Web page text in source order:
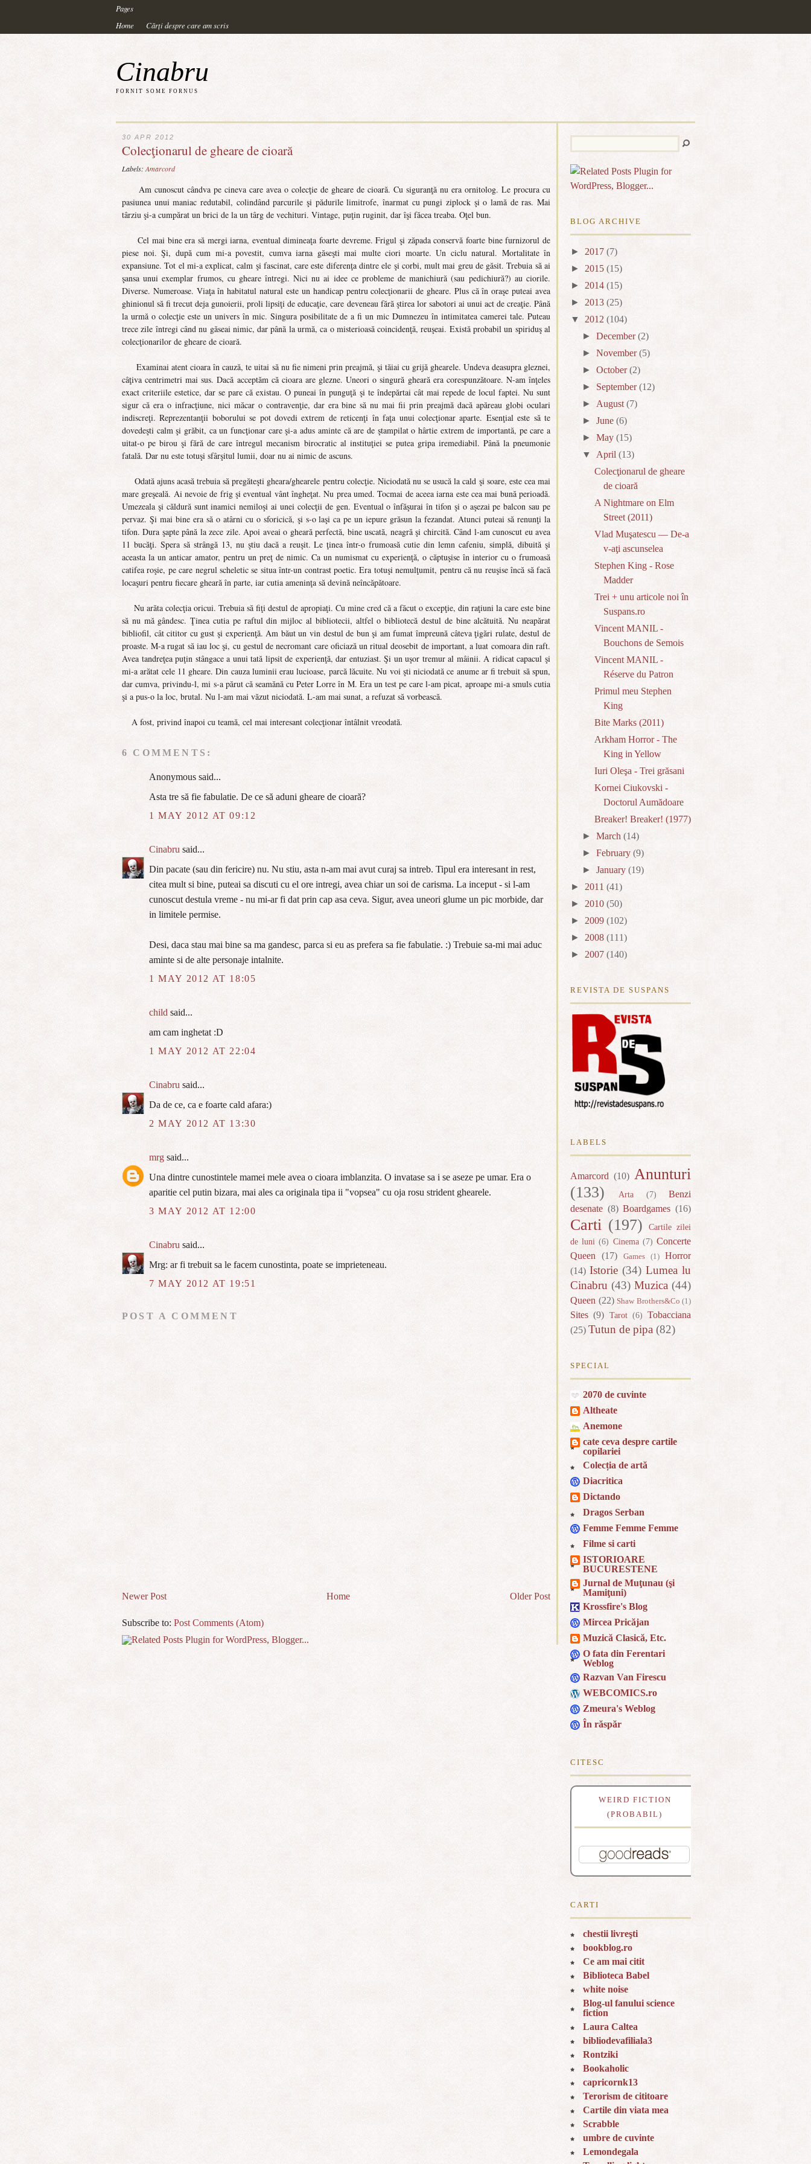
Pages
Home
Cărți despre care am scris
Cinabru
FORNIT SOME FORNUS
30 APR 2012
Colecţionarul de gheare de cioară
Labels: Amarcord
Am cunoscut cândva pe cineva care avea o colecţie de gheare de cioară. Cu siguranţă nu era ornitolog. Le procura cu
pasiunea unui maniac redutabil, colindând parcurile şi pădurile limitrofe, înarmat cu pungi ziplock şi o lamă de ras. Mai
târziu şi-a cumpărat un brici de la un târg de vechituri. Vintage, puţin ruginit, dar îşi făcea treaba. Oţel bun.
Cel mai bine era să mergi iarna, eventual dimineaţa foarte devreme. Frigul şi zăpada conservă foarte bine furnizorul de
piese noi. Şi, după cum mi-a povestit, cumva iarna găseşti mai multe ciori moarte. Un ciclu natural. Mortalitate în
expansiune. Tot el mi-a explicat, calm şi fascinat, care este diferenţa dintre ele şi corbi, mult mai greu de găsit. Trebuia să ai
şansa unui exemplar frumos, cu gheare întregi. Nici nu ai idee ce probleme de manichiură (sau pedichiură?) au ciorile.
Diverse. Numeroase. Viaţa în habitatul natural este un handicap pentru colecţionarii de gheare. Plus că în oraşe puteai avea
ghinionul să fi trecut deja gunoierii, proli lipsiţi de educaţie, care deveneau fără ştirea lor sabotori ai unui act de creaţie. Până
la urmă o colecţie este un univers în mic. Singura posibilitate de a fi un mic Dumnezeu în intimitatea camerei tale. Puteau
trece zile întregi când nu găseai nimic, dar până la urmă, ca o misterioasă coincidenţă, reuşeai. Există probabil un spiriduş al
colecţionarilor de gheare de cioară.
Examinai atent cioara în cauză, te uitai să nu fie nimeni prin preajmă, şi tăiai cu grijă ghearele. Undeva deasupra gleznei,
câţiva centrimetri mai sus. Dacă acceptăm că cioara are glezne. Uneori o singură gheară era corespunzătoare. N-am înţeles
exact criteriile estetice, dar se pare că existau. O puneai în punguţă şi te îndepărtai cât mai repede de locul faptei. Nu sunt
sigur că era o infracţiune, nici măcar o contravenţie, dar era bine să nu mai fii prin preajmă dacă apăreau globi oculari
indiscreţi. Reprezentanţii boborului se pot dovedi extrem de reticenţi în faţa unui colecţionar aparte. Esenţial este să te
dovedeşti calm şi grăbit, ca un funcţionar care şi-a adus aminte că are de ştampilat o hârtie extrem de importantă, pe care a
uitat-o pe birou şi fără de care întregul mecanism birocratic al instituţiei se putea gripa iremediabil. Până la pneumonie
fatală. Dar nu este totuşi sfârşitul lumii, doar nu ai nimic de ascuns.
Odată ajuns acasă trebuia să pregăteşti gheara/ghearele pentru colecţie. Niciodată nu se usucă la cald şi soare, este cea mai
mare greşeală. Ai nevoie de frig şi eventual vânt îngheţat. Nu prea umed. Tocmai de aceea iarna este cea mai bună perioadă.
Umezeala şi căldură sunt inamici nemiloşi ai unei colecţii de gen. Eventual o înfăşurai în tifon şi o aşezai pe balcon sau pe
pervaz. Şi mai bine era să o atârni cu o sforicică, şi s-o laşi ca pe un iepure grăsun la fezandat. Atunci puteai să renunţi la
tifon. Dura şapte până la zece zile. Apoi aveai o gheară perfectă, bine uscată, neagră şi chircită. Când l-am cunoscut eu avea
11 bucăţi. Spera să strângă 13, nu ştiu dacă a reuşit. Le ţinea într-o frumoasă cutie din lemn cafeniu, simplă, dibuită şi
aceasta la un anticar amator, pentru un preţ de nimic. Ca un numismat cu experienţă, o căptuşise în interior cu o frumoasă
catifea roşie, pe care negrul scheletic se situa într-un contrast poetic. Era totuşi nemulţumit, pentru că nu reuşise încă să facă
locaşuri pentru fiecare gheară în parte, iar cutia ameninţa să devină neîncăpătoare.
Nu arăta colecţia oricui. Trebuia să fiţi destul de apropiaţi. Cu mine cred că a făcut o excepţie, din raţiuni la care este bine
să nu mă gândesc. Ţinea cutia pe raftul din mijloc al bibliotecii, altfel o bibliotecă destul de bine alcătuită. Nu neapărat
bibliofil, cât cititor cu gust şi experienţă. Am băut un vin destul de bun şi am fumat împreună câteva ţigări rulate, destul de
proaste. M-a rugat să iau loc şi, cu gestul de necromant care oficiază un ritual deosebit de important, a luat comoara din raft.
Avea tandreţea puţin stângace a unui tată lipsit de experienţă, dar entuziast. Şi un uşor tremur al mâinii. A ridicat capacul şi
mi-a arătat cele 11 gheare. Din cauza luminii erau lucioase, parcă lăcuite. Nu voi şti niciodată ce anume ar fi trebuit să spun,
dar cumva, privindu-l, mi s-a părut că seamănă cu Peter Lorre în M. Era un test pe care l-am picat, aproape mi-a smuls cutia
şi a pus-o la loc, brutal. Nu l-am mai văzut niciodată. L-am mai sunat, a refuzat să vorbească.
A fost, privind înapoi cu teamă, cel mai interesant colecţionar întâlnit vreodată.
6 COMMENTS:
Anonymous said...
Asta tre să fie fabulatie. De ce să aduni gheare de cioară?
1 MAY 2012 AT 09:12
Cinabru said...
Din pacate (sau din fericire) nu. Nu stiu, asta n-am mai avut curaj sa intreb. Tipul era interesant in rest,
citea mult si bine, puteai sa discuti cu el ore intregi, avea chiar un soi de carisma. La inceput - si l-am
cunoscut destula vreme - nu mi-ar fi dat prin cap asa ceva. Sigur, avea uneori glume un pic morbide, dar
in limitele permise.
Desi, daca stau mai bine sa ma gandesc, parca si eu as prefera sa fie fabulatie. :) Trebuie sa-mi mai aduc
aminte si de alte personaje intalnite.
1 MAY 2012 AT 18:05
child said...
am cam inghetat :D
1 MAY 2012 AT 22:04
Cinabru said...
Da de ce, ca e foarte cald afara:)
2 MAY 2012 AT 13:30
mrg said...
Una dintre cunostintele mamei mele avea o cioara imblanzita. O invatase sa i se aseze pe umar. Era o
aparitie cel putin bizara, mai ales ca originala tipa ii "vopsea" cu oja rosu strident ghearele.
3 MAY 2012 AT 12:00
Cinabru said...
Mrg: ar fi trebuit sa le facem cunostinta, poate se imprieteneau.
7 MAY 2012 AT 19:51
POST A COMMENT
Newer Post Older Post
Home
Subscribe to: Post Comments (Atom)
BLOG ARCHIVE
► 2017 (7)
► 2015 (15)
► 2014 (15)
► 2013 (25)
▼
2012 (104)
►December (2)
►November (5)
►October (2)
► September (12)
► August (7)
►June (6)
►May (15)
▼
April (13)
Colecţionarul de gheare
de cioară
A Nightmare on Elm
Street (2011)
Vlad Muşatescu — De-a
v-aţi ascunselea
Stephen King - Rose
Madder
Trei + unu articole noi în
Suspans.ro
Vincent MANIL -
Bouchons de Semois
Vincent MANIL -
Réserve du Patron
Primul meu Stephen
King
Bite Marks (2011)
Arkham Horror - The
King in Yellow
Iuri Oleşa - Trei grăsani
Kornei Ciukovski -
Doctorul Aumădoare
Breaker! Breaker! (1977)
►March (14)
►February (9)
►January (19)
► 2011 (41)
► 2010 (50)
► 2009 (102)
► 2008 (111)
► 2007 (140)
REVISTA DE SUSPANS
LABELS
Amarcord (10) Anunturi
(133)
Arta (7)
Benzi
desenate (8) Boardgames (16)
Carti (197)
Cartile zilei
de luni (6) Cinema (7) Concerte
Queen
(17) Games (1)
Horror
(14) Istorie (34) Lumea lu
Cinabru (43) Muzica (44)
Queen (22) Shaw Brothers&Co (1)
Sites (9) Tarot (6) Tobacciana
(25) Tutun de pipa (82)
SPECIAL
2070 de cuvinte
Altheate
Anemone
cate ceva despre cartile
copilariei
Colecția de artă
Diacritica
Dictando
Dragos Serban
Femme Femme Femme
Filme si carti
ISTORIOARE
BUCURESTENE
Jurnal de Muţunau (şi
Mamiţuni)
Krossfire's Blog
Mircea Pricăjan
Muzică Clasică, Etc.
O fata din Ferentari
Weblog
Razvan Van Firescu
WEBCOMICS.ro
Zmeura's Weblog
În răspăr
CITESC
WEIRD FICTION
(PROBABIL)
CARTI
chestii livreşti
bookblog.ro
Ce am mai citit
Biblioteca Babel
white noise
Blog-ul fanului science
fiction
Laura Caltea
bibliodevafiliala3
Rontziki
Bookaholic
capricornk13
Terorism de cititoare
Cartile din viata mea
Scrabble
umbre de cuvinte
Lemondegala